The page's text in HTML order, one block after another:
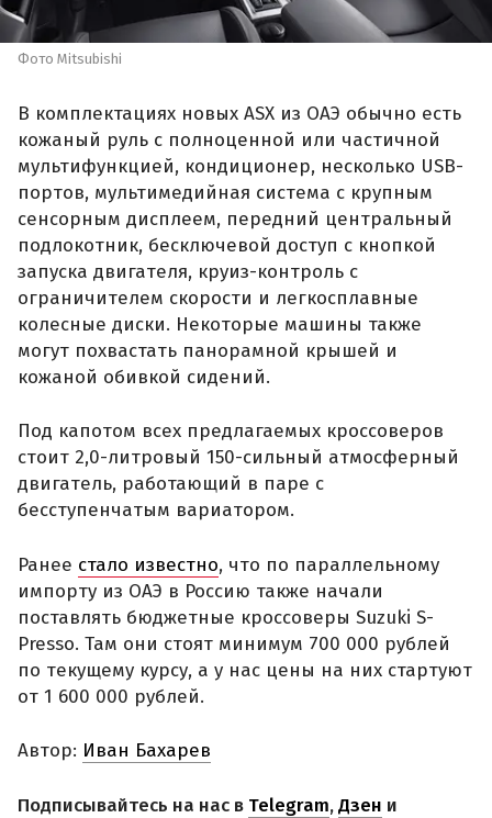
Фото Mitsubishi
В комплектациях новых ASX из ОАЭ обычно есть
кожаный руль с полноценной или частичной
мультифункцией, кондиционер, несколько USB-
портов, мультимедийная система с крупным
сенсорным дисплеем, передний центральный
подлокотник, бесключевой доступ с кнопкой
запуска двигателя, круиз-контроль с
ограничителем скорости и легкосплавные
колесные диски. Некоторые машины также
могут похвастать панорамной крышей и
кожаной обивкой сидений.
Под капотом всех предлагаемых кроссоверов
стоит 2,0-литровый 150-сильный атмосферный
двигатель, работающий в паре с
бесступенчатым вариатором.
Ранее стало известно, что по параллельному
импорту из ОАЭ в Россию также начали
поставлять бюджетные кроссоверы Suzuki S-
Presso. Там они стоят минимум 700 000 рублей
по текущему курсу, а у нас цены на них стартуют
от 1 600 000 рублей.
Автор: Иван Бахарев
Подписывайтесь на нас в Telegram,Дзен и